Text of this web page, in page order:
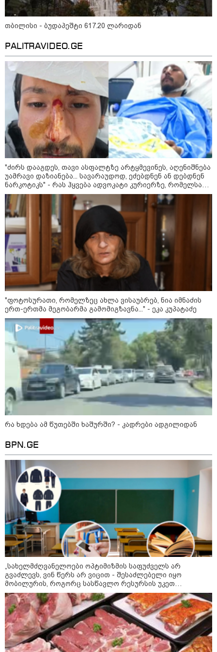
11:17 / 08-08-2026
არშემდგარი ქორწინება 15 წლით უფროს
ქართველთან - ალინა კაბაევას
საიდუმლო ცხოვრება: როგორ
გამოიყურებოდა ის პლასტიკურ
ოპერაციებამდე
14:20 / 08-08-2026
"ქალაქი დავთმე, მაგრამ
ქალურობა - არა. ვერ იჯერებენ
ფერმერი თუ ვარ" - როგორ
ცხოვრობს ახალგაზრდა ქალი,
რომელიც ქალაქიდან სოფლად
გადავიდა და ფერმერი გახდა
09:36 / 08-08-2026
"ბავშვობიდან ასე ვარ..
ფანატიკურად ვარ შეყვარებული
საქართველოზე" - გაიცანით
მარტინ გუიმჯიანი, ქართულ
ენასა და საქართველოზე
შეყვარებული სომეხი ბიჭი
23:15 / 07-08-2026
ამოუცნობი ანომალიური
მოვლენები - ტრამპის
ადმინისტრაციამ “UFO”- ს
ფაილების მორიგი პაკეტი
გამოაქვეყნა
22:30 / 07-08-2026
ინტერნეტში ამაღელვებელი
კადრები ვრცელდება - როგორ
გადაარჩინა 56 წლის კაცმა
კატეგორიის ყველა სიახლე
"უნდა დაგვხვრიტოთ? - არა,
თქვენი დახვრეტა რაში გვაწყობს,
გუდაუთაში ქართველ ტყვეებში
უნდა გადაგცვალოთ..."
როდის დაიწყო რეალურად
საქართველო-რუსეთის ომი და
მთავარი შეცდომა, რომელიც
საბედისწერო გამოდგა
თბილისი - ბუდაპეშტი 617.20 ლარიდან
PALITRAVIDEO.GE
"ძირს დააგდეს, თავი ასფალტზე არტყმევინეს, აღენიშნება
უამრავი დაზიანება... სავარაუდოდ, ეძებდნენ ან დებდნენ
ნარკოტიკს" - რას ჰყვება ადვოკატი კურიერზე, რომელსაც
არასრულწლოვანები ფიზიკურად გაუსწორდნენ?
"ფოტოსურათი, რომელზეც ახლა ვისაუბრებ, ნია იმნაძის
ერთ-ერთმა მეგობარმა გამომიგზავნა..." - ეკა კუპატაძე
რა ხდება ამ წუთებში ხაშურში? - კადრები ადგილიდან
BPN.GE
„სახელმძღვანელოები ოპტიმიზმის საფუძველს არ
გვაძლევს, ვინ წერს არ ვიცით - შესაძლებელი იყო
მობილურის, როგორც სასწავლო რესურსის უკეთ
გამოყენება“ - განათლების სისტემის გამოწვევები